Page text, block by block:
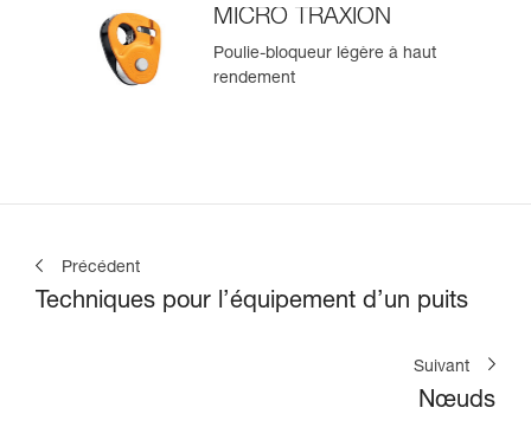
MICRO TRAXION
Poulie-bloqueur légère à haut
rendement
Précédent
Techniques pour l’équipement d’un puits
Suivant
Nœuds